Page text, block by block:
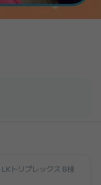
トリプレックス B棟